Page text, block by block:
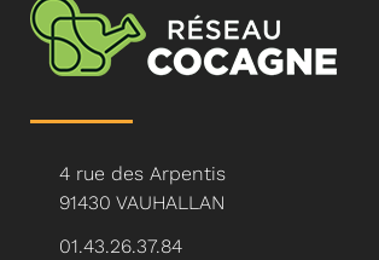
4 rue des Arpentis
91430 VAUHALLAN
01.43.26.37.84